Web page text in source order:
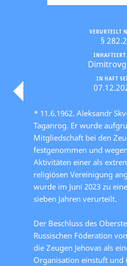
IN HAFT
VERURTEILT
§ 282.2
* 11.6.1962. Aleksandr
Taganrog. Er wurde
Mitgliedschaft bei den
festgenommen und
Aktivitäten einer als
religiösen Vereinigung
wurde im Juni 2023 zu
sieben Jahren verurteilt.
Der Beschluss des
Russischen Föderation
die Zeugen Jehovas als
Organisation einstuft und